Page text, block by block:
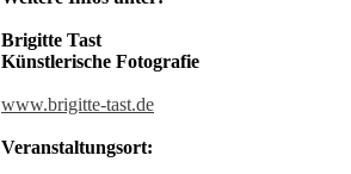
Brigitte Tast
Künstlerische Fotografie
www.brigitte-tast.de
Veranstaltungsort: